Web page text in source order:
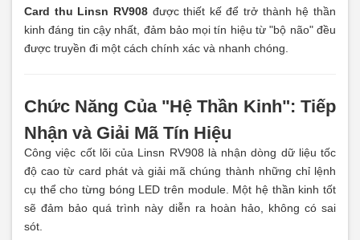
Card thu Linsn RV908được thiết kế để trở thành hệ thần
kinh đáng tin cậy nhất, đảm bảo mọi tín hiệu từ "bộ não" đều
được truyền đi một cách chính xác và nhanh chóng.
Chức Năng Của "Hệ Thần Kinh": Tiếp
Nhận và Giải Mã Tín Hiệu
Công việc cốt lõi của Linsn RV908 là nhận dòng dữ liệu tốc
độ cao từ card phát và giải mã chúng thành những chỉ lệnh
cụ thể cho từng bóng LED trên module. Một hệ thần kinh tốt
sẽ đảm bảo quá trình này diễn ra hoàn hảo, không có sai
sót.